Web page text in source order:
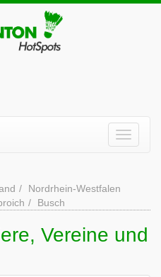
Nordrhein-Westfalen
Busch
Vereine und